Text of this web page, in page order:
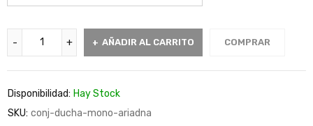
AÑADIR AL CARRITO COMPRAR
Disponibilidad: Hay Stock
SKU: conj-ducha-mono-ariadna